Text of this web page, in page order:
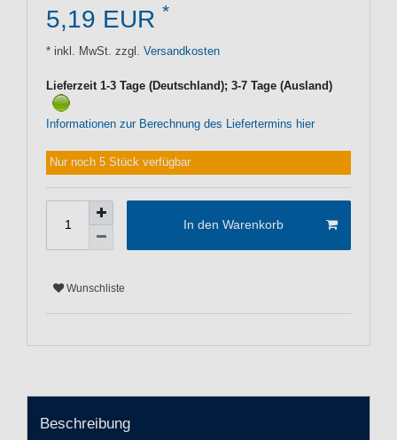
5,19 EUR *
* inkl. MwSt. zzgl. Versandkosten
Lieferzeit 1-3 Tage (Deutschland); 3-7 Tage (Ausland)
Informationen zur Berechnung des Liefertermins hier
Nur noch 5 Stück verfügbar
In den Warenkorb
Wunschliste
Beschreibung